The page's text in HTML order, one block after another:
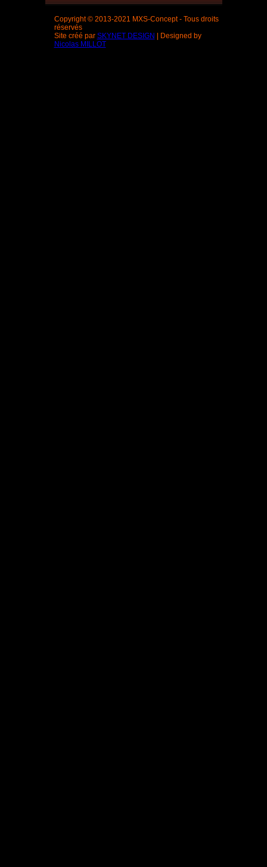
Copyright © 2013-2021 MXS-Concept - Tous droits
réservés
Site créé par SKYNET DESIGN
| Designed by
Nicolas MILLOT